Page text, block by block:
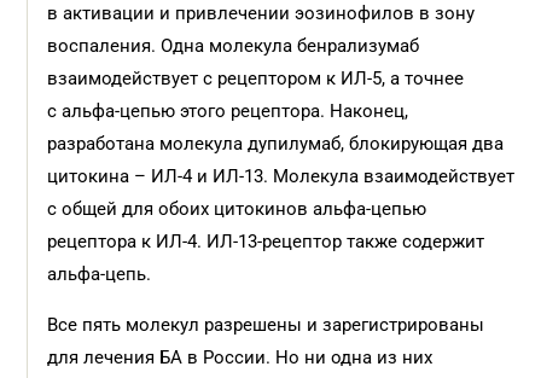
в активации и привлечении эозинофилов в зону
воспаления. Одна молекула бенрализумаб
взаимодействует с рецептором к ИЛ-5, а точнее
с альфа-цепью этого рецептора. Наконец,
разработана молекула дупилумаб, блокирующая два
цитокина – ИЛ-4 и ИЛ-13. Молекула взаимодействует
с общей для обоих цитокинов альфа-цепью
рецептора к ИЛ-4. ИЛ-13-рецептор также содержит
альфа-цепь.
Все пять молекул разрешены и зарегистрированы
для лечения БА в России. Но ни одна из них